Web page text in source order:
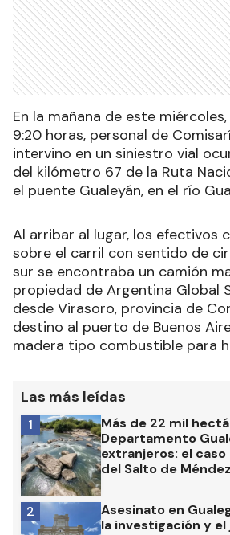
En la mañana de este
9:20 horas, personal de
intervino en un siniestro vial
del kilómetro 67 de la Ruta
el puente Gualeyán, en el río
Al arribar al lugar, los efectivos
sobre el carril con sentido de
sur se encontraba un camión
propiedad de Argentina Global
desde Virasoro, provincia de
destino al puerto de Buenos
madera tipo combustible para
Las más leídas
Más de 22 mil
Departamento
extranjeros: el
del Salto de Méndez
1
Asesinato en
la investigación y
2